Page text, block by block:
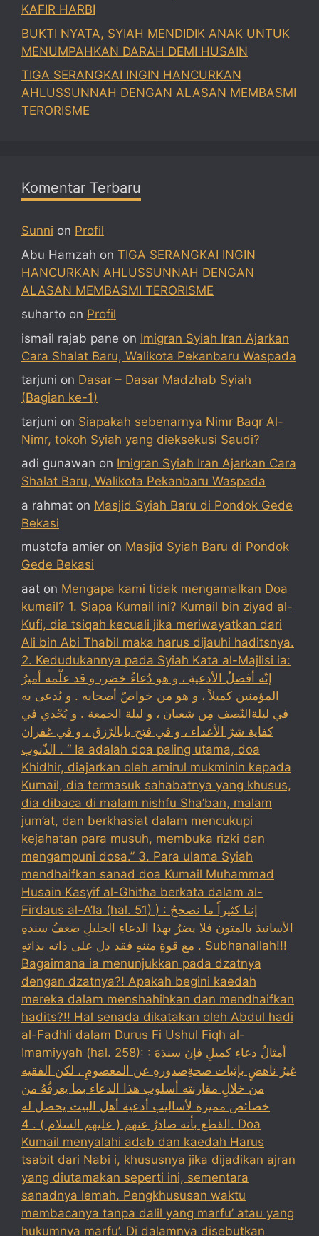
KAFIR HARBI
BUKTI NYATA, SYIAH MENDIDIK ANAK UNTUK
MENUMPAHKAN DARAH DEMI HUSAIN
TIGA SERANGKAI INGIN HANCURKAN
AHLUSSUNNAH DENGAN ALASAN MEMBASMI
TERORISME
Komentar Terbaru
Sunni on Profil
Abu Hamzah on TIGA SERANGKAI INGIN
HANCURKAN AHLUSSUNNAH DENGAN
ALASAN MEMBASMI TERORISME
suharto on Profil
ismail rajab pane on Imigran Syiah Iran Ajarkan
Cara Shalat Baru, Walikota Pekanbaru Waspada
tarjuni on Dasar – Dasar Madzhab Syiah
(Bagian ke-1)
tarjuni on Siapakah sebenarnya Nimr Baqr Al-
Nimr, tokoh Syiah yang dieksekusi Saudi?
adi gunawan on Imigran Syiah Iran Ajarkan Cara
Shalat Baru, Walikota Pekanbaru Waspada
a rahmat on Masjid Syiah Baru di Pondok Gede
Bekasi
mustofa amier on Masjid Syiah Baru di Pondok
Gede Bekasi
aat on Mengapa kami tidak mengamalkan Doa
kumail? 1. Siapa Kumail ini? Kumail bin ziyad al-
Kufi, dia tsiqah kecuali jika meriwayatkan dari
Ali bin Abi Thabil maka harus dijauhi haditsnya.
2. Kedudukannya pada Syiah Kata al-Majlisi ia:
إنّه أفضلُ الأدعيةِ ، و هو دُعاءُ خضر، و قد علّمه أميرُ
المؤمنين كميلاً ، و هو من خواصّ أصحابه . و يُدعى به
في ليلةالنّصف مِن شعبان ، و ليلة الجمعة . و يُجْدي في
كفاية شرّ الأعداء ، و في فتح بابالرّزق ، و في غفران
الذّنوب . “ Ia adalah doa paling utama, doa
Khidhir, diajarkan oleh amirul mukminin kepada
Kumail, dia termasuk sahabatnya yang khusus,
dia dibaca di malam nishfu Sha’ban, malam
jum’at, dan berkhasiat dalam mencukupi
kejahatan para musuh, membuka rizki dan
mengampuni dosa.” 3. Para ulama Syiah
mendhaifkan sanad doa Kumail Muhammad
Husain Kasyif al-Ghitha berkata dalam al-
Firdaus al-A’la (hal. 51) ) : إننا كثيراً ما نصححُ
الأسانيدَ بالمتون فلا يضرُ بهذا الدعاءِ الجليلِ ضعفُ سندهِ
مع قوةِ متنهِ فقد دل على ذاته بذاتهِ . Subhanallah!!!
Bagaimana ia menunjukkan pada dzatnya
dengan dzatnya?! Apakah begini kaedah
mereka dalam menshahihkan dan mendhaifkan
hadits?!! Hal senada dikatakan oleh Abdul hadi
al-Fadhli dalam Durus Fi Ushul Fiqh al-
Imamiyyah (hal. 258): : أمثالُ دعاءِ كميلِ فإن سندَهَ
غيرُ ناهضٍ بإثبات صحةِصدورهِ عن المعصومِ ، لكن الفقيه
من خلالِ مقارنته أسلوب هذا الدعاء بما يعرفُهُ من
خصائص مميزة لأساليب أدعية أهل البيت يحصل له
القطع بأنه صادرٌ عنهم ( عليهم السلام ) . 4. Doa
Kumail menyalahi adab dan kaedah Harus
tsabit dari Nabi i, khususnya jika dijadikan ajran
yang diutamakan seperti ini, sementara
sanadnya lemah. Pengkhususan waktu
membacanya tanpa dalil yang marfu’ atau yang
hukumnya marfu’. Di dalamnya disebutkan